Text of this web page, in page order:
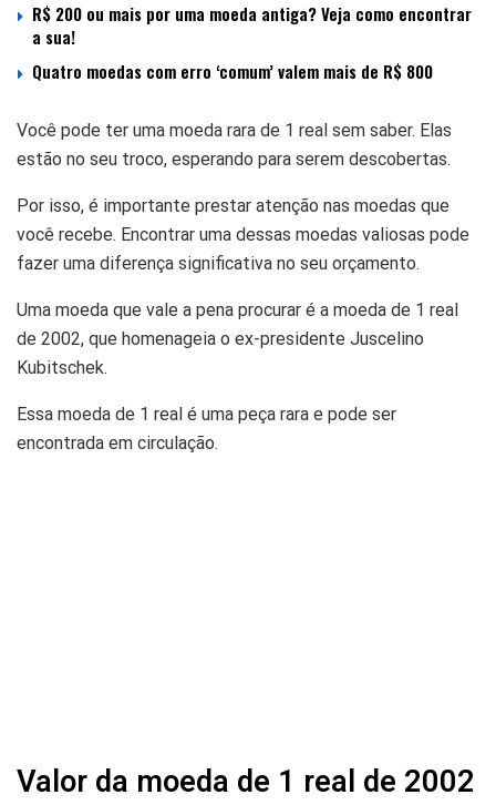
R$ 200 ou mais por uma moeda antiga? Veja como encontrar
a sua!
Quatro moedas com erro ‘comum’ valem mais de R$ 800
Você pode ter uma moeda rara de 1 real sem saber. Elas
estão no seu troco, esperando para serem descobertas.
Por isso, é importante prestar atenção nas moedas que
você recebe. Encontrar uma dessas moedas valiosas pode
fazer uma diferença significativa no seu orçamento.
Uma moeda que vale a pena procurar é a moeda de 1 real
de 2002, que homenageia o ex-presidente Juscelino
Kubitschek.
Essa moeda de 1 real é uma peça rara e pode ser
encontrada em circulação.
Valor da moeda de 1 real de 2002